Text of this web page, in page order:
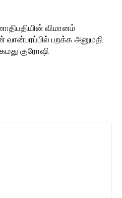
விமானம்
வான்பரப்பில் பறக்க அனுமதி
குரோஷி